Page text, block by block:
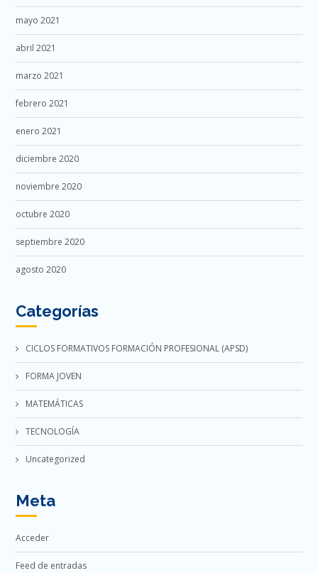
mayo 2021
abril 2021
marzo 2021
febrero 2021
enero 2021
diciembre 2020
noviembre 2020
octubre 2020
septiembre 2020
agosto 2020
Categorías
CICLOS FORMATIVOS FORMACIÓN PROFESIONAL (APSD)
FORMA JOVEN
MATEMÁTICAS
TECNOLOGÍA
Uncategorized
Meta
Acceder
Feed de entradas